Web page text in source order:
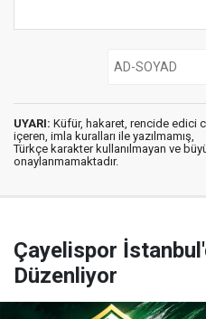
UYARI: Küfür, hakaret, rencide edici
içeren, imla kuralları ile yazılmamış,
Türkçe karakter kullanılmayan ve
onaylanmamaktadır.
Çayelispor
Düzenliyor